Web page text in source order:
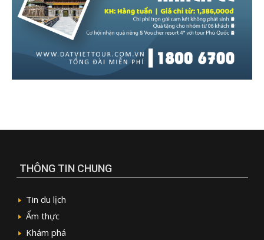
THÔNG TIN CHUNG
Tin du lịch
Ẩm thực
Khám phá